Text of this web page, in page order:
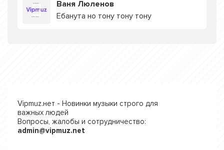
Ваня Люленов
Ебанута но тону тону тону
Vipmuz.нет - Новинки музыки строго для
важных людей
Вопросы, жалобы и сотрудничество:
admin@vipmuz.net